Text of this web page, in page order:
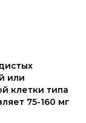
или
клетки типа
75-160 мг